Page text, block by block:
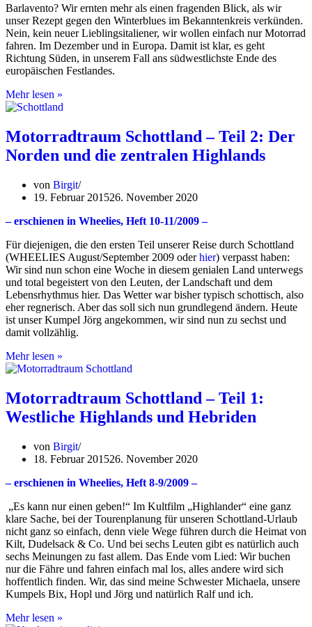
Barlavento? Wir ernten mehr als einen fragenden Blick, als wir
unser Rezept gegen den Winterblues im Bekanntenkreis verkünden.
Nein, kein neuer Lieblingsitaliener, wir wollen einfach nur Motorrad
fahren. Im Dezember und in Europa. Damit ist klar, es geht
Richtung Süden, in unserem Fall ans südwestlichste Ende des
europäischen Festlandes.
Mehr lesen »
am
Weihnachten
im
Motorradtraum Schottland – Teil 2: Der
Norden und die zentralen Highlands
von Birgit
19. Februar 201526. November 2020
– erschienen in Wheelies, Heft 10-11/2009 –
Für diejenigen, die den ersten Teil unserer Reise durch Schottland
(WHEELIES August/September 2009 oderhier) verpasst haben:
Wir sind nun schon eine Woche in diesem genialen Land unterwegs
und total begeistert von den Leuten, der Landschaft und dem
Lebensrhythmus hier. Das Wetter war bisher typisch schottisch, also
eher regnerisch. Aber das soll sich nun grundlegend ändern. Heute
ist unser Kumpel Jörg angekommen, wir sind nun zu sechst und
damit vollzählig.
Mehr lesen »
Schottland
Teil
2:
Der
und
die
Highlands
Motorradtraum Schottland – Teil 1:
Westliche Highlands und Hebriden
von Birgit
18. Februar 201526. November 2020
– erschienen in Wheelies, Heft 8-9/2009 –
„Es kann nur einen geben!“ Im Kultfilm „Highlander“ eine ganz
klare Sache, bei der Tourenplanung für unseren Schottland-Urlaub
nicht ganz so einfach, denn viele Wege führen durch die Heimat von
Kilt, Dudelsack & Co. Und bei sechs Leuten gibt es natürlich auch
sechs Meinungen zu fast allem. Das Ende vom Lied: Wir buchen
nur die Fähre und fahren einfach mal los, alles andere wird sich
hoffentlich finden. Wir, das sind meine Schwester Michaela, unsere
Kumpels Bix, Hopl und Jörg und natürlich Ralf und ich.
Mehr lesen »